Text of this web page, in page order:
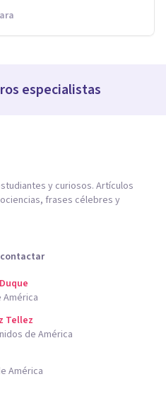
especialistas
y curiosos. Artículos
frases célebres y
contactar
América
Tellez
de América
América